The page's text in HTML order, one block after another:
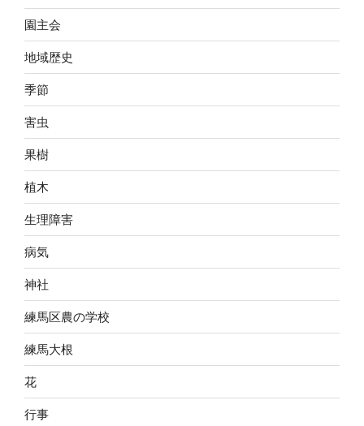
園主会
地域歴史
季節
害虫
果樹
植木
生理障害
病気
神社
練馬区農の学校
練馬大根
花
行事